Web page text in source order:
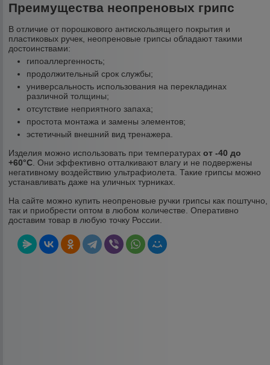
Преимущества неопреновых грипс
В отличие от порошкового антискользящего покрытия и
пластиковых ручек, неопреновые грипсы обладают такими
достоинствами:
гипоаллергенность;
продолжительный срок службы;
универсальность использования на перекладинах
различной толщины;
отсутствие неприятного запаха;
простота монтажа и замены элементов;
эстетичный внешний вид тренажера.
Изделия можно использовать при температурахот -40 до
+60°С . Они эффективно отталкивают влагу и не подвержены
негативному воздействию ультрафиолета. Такие грипсы можно
устанавливать даже на уличных турниках.
На сайте можно купить неопреновые ручки грипсы как поштучно,
так и приобрести оптом в любом количестве. Оперативно
доставим товар в любую точку России.